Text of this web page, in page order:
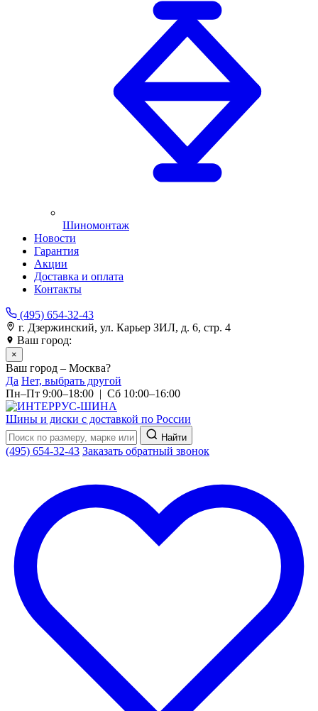
Шиномонтаж
Новости
Гарантия
Акции
Доставка и оплата
Контакты
(495) 654-32-43
г. Дзержинский, ул. Карьер ЗИЛ, д. 6, стр. 4
Ваш город:
×
Ваш город – Москва?
Да Нет, выбрать другой
Пн–Пт 9:00–18:00 | Сб 10:00–16:00
Шины и диски с доставкой по России
Найти
(495) 654-32-43 Заказать обратный звонок